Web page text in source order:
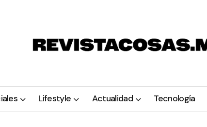
Lifestyle Actualidad Tecnología